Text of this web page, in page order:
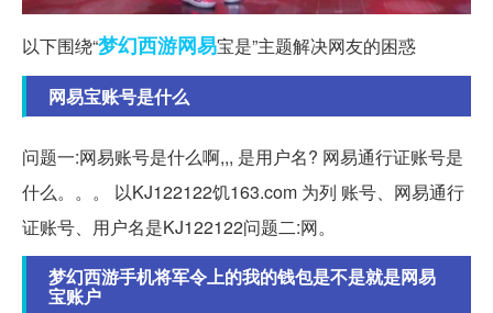
以下围绕“梦幻西游网易宝是”主题解决网友的困惑
网易宝账号是什么
问题一:网易账号是什么啊,,, 是用户名? 网易通行证账号是
什么。。。 以KJ122122饥163.com 为列 账号、网易通行
证账号、用户名是KJ122122问题二:网。
梦幻西游手机将军令上的我的钱包是不是就是网易
宝账户